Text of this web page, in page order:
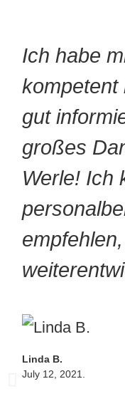
Ich habe
kompetent
gut
großes
Werle! Ich
Linda B.
July 12, 2021.